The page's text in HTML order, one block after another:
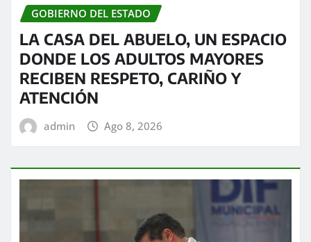
GOBIERNO DEL ESTADO
LA CASA DEL ABUELO, UN ESPACIO
DONDE LOS ADULTOS MAYORES
RECIBEN RESPETO, CARIÑO Y
ATENCIÓN
admin Ago 8, 2026